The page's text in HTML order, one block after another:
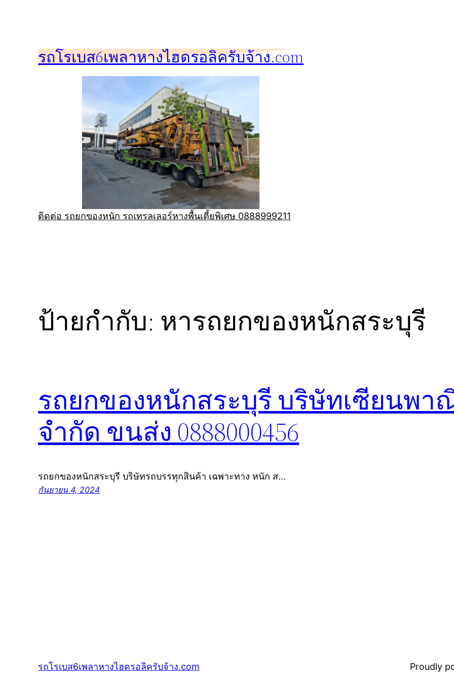
รถโรเบส6เพลาหางไฮดรอลิครับจ้าง.com
ติดต่อ รถยกของหนัก รถเทรลเลอร์หางพื้นเตี้ยพิเศษ 0888999211
ป้ายกำกับ: หารถยกของหนักสระบุรี
รถยกของหนักสระบุรี บริษัทเซียนพา
จำกัด ขนส่ง 0888000456
รถยกของหนักสระบุรี บริษัทรถบรรทุกสินค้า เฉพาะทาง หนัก ส…
กันยายน 4, 2024
รถโรเบส6เพลาหางไฮดรอลิครับจ้าง.com Proudly